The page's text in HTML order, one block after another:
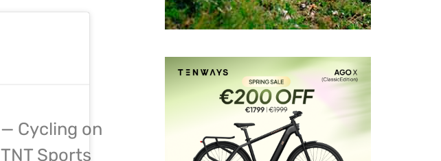
— Cycling on
TNT Sports